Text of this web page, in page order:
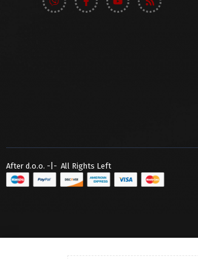
After d.o.o. -|- All Rights Left